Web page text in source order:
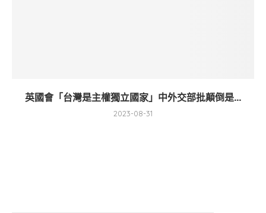
英國會「台灣是主權獨立國家」中外交部批顛倒是...
2023-08-31